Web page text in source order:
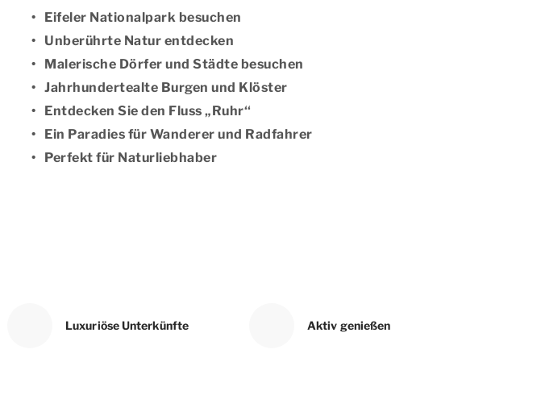
Eifeler Nationalpark besuchen
Unberührte Natur entdecken
Malerische Dörfer und Städte besuchen
Jahrhundertealte Burgen und Klöster
Entdecken Sie den Fluss „Ruhr‘‘
Ein Paradies für Wanderer und Radfahrer
Perfekt für Naturliebhaber
Luxuriöse Unterkünfte Aktiv genießen